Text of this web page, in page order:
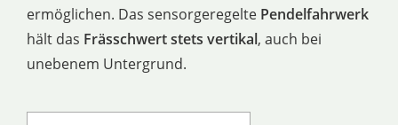
ermöglichen. Das sensorgeregelte Pendelfahrwerk
hält das Frässchwert stets vertikal, auch bei
unebenem Untergrund.